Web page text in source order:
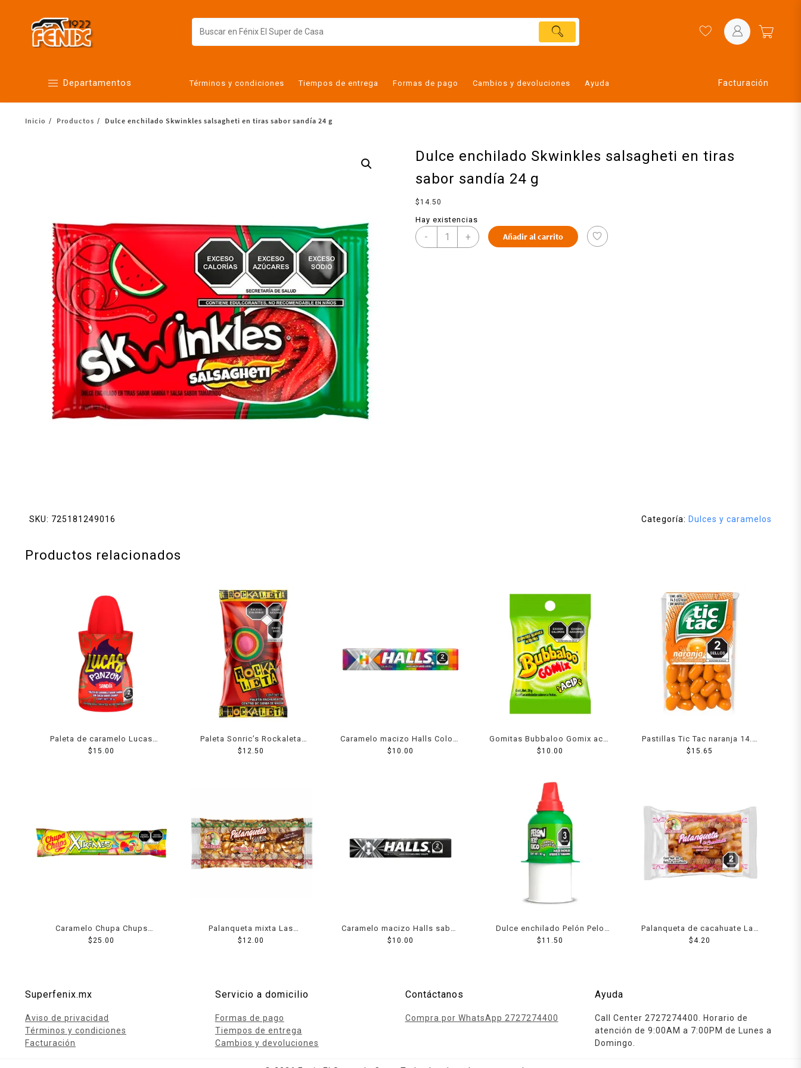
Departamentos
Alimentos
Cuidado de la ropa
Cuidado personal
Lácteos
Limpieza del hogar
Mascotas
Pan de la casa
Preciasos
Salchichonería
Términos y condiciones Tiempos de entrega Formas de pago Cambios y devoluciones Ayuda Facturación
Inicio Productos Dulce enchilado Skwinkles salsagheti en tiras sabor sandía 24 g
Dulce enchilado Skwinkles salsagheti en tiras
sabor sandía 24 g
$ 14.50
Hay existencias
- + Añadir al carrito
SKU: 725181249016 Categoría: Dulces y caramelos
Productos relacionados
Paleta de caramelo Lucas
Panzón sabor sandía con
$15.00
Paleta Sonric’s Rockaleta
enchilada 24 g
$12.50
Caramelo macizo Halls Colors
sabor frutas 9 pzas 25.2 g
$10.00
Gomitas Bubbaloo Gomix acid
28 g
$10.00
Pastillas Tic Tac naranja 14.5
g
$15.65
Caramelo Chupa Chups
Xtremes en tiras sabor frutas
$ 25.00
Palanqueta mixta Las
Sevillanas 50 g
$12.00
Caramelo macizo Halls sabor
a menta y eucalipto 24.75 g
$10.00
Dulce enchilado Pelón Pelo
Rico sabor tamarindo 30 g
$11.50
Palanqueta de cacahuate Las
Sevillanas 20 g
$4.20
Superfenix.mx
Aviso de privacidad
Términos y condiciones
Facturación
Servicio a domicilio
Formas de pago
Tiempos de entrega
Cambios y devoluciones
Contáctanos
Compra por WhatsApp 2727274400
Ayuda
Call Center 2727274400. Horario de
atención de 9:00AM a 7:00PM de Lunes a
Domingo.